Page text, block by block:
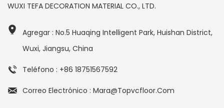
WUXI TEFA DECORATION MATERIAL CO., LTD.
Agregar : No.5 Huaqing Intelligent Park, Huishan District,
Wuxi, Jiangsu, China
Teléfono : +86 18751567592
Correo Electrónico : Mara@topvcfloor.com